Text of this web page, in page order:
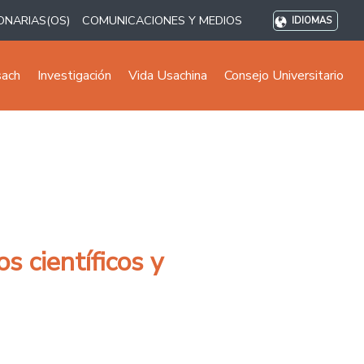
COMUNICACIONES Y MEDIOS IDIOMAS
Investigación Vida Usachina Consejo Universitario
científicos y